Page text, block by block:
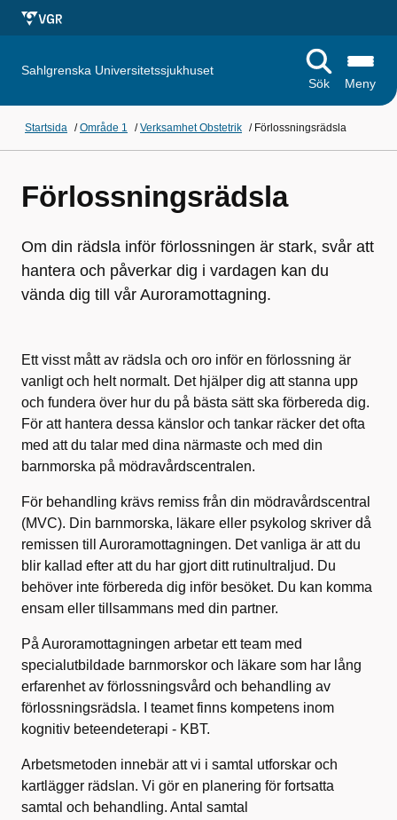
Sahlgrenska Universitetssjukhuset
Sök
Meny
Startsida /Område 1 /Verksamhet Obstetrik / Förlossningsrädsla
Förlossningsrädsla
Om din rädsla inför förlossningen är stark, svår att
hantera och påverkar dig i vardagen kan du
vända dig till vår Auroramottagning.
Ett visst mått av rädsla och oro inför en förlossning är
vanligt och helt normalt. Det hjälper dig att stanna upp
och fundera över hur du på bästa sätt ska förbereda dig.
För att hantera dessa känslor och tankar räcker det ofta
med att du talar med dina närmaste och med din
barnmorska på mödravårdscentralen.
För behandling krävs remiss från din mödravårdscentral
(MVC). Din barnmorska, läkare eller psykolog skriver då
remissen till Auroramottagningen. Det vanliga är att du
blir kallad efter att du har gjort ditt rutinultraljud. Du
behöver inte förbereda dig inför besöket. Du kan komma
ensam eller tillsammans med din partner.
På Auroramottagningen arbetar ett team med
specialutbildade barnmorskor och läkare som har lång
erfarenhet av förlossningsvård och behandling av
förlossningsrädsla. I teamet finns kompetens inom
kognitiv beteendeterapi - KBT.
Arbetsmetoden innebär att vi i samtal utforskar och
kartlägger rädslan. Vi gör en planering för fortsatta
samtal och behandling. Antal samtal